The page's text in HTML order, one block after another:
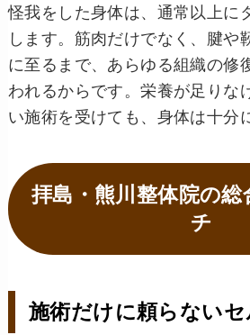
怪我をした身体は、通常以上に
します。筋肉だけでなく、腱や
に至るまで、あらゆる組織の修
われるからです。栄養が足りな
い施術を受けても、身体は十分
拝島・熊川整体院の
チ
施術だけに頼らない